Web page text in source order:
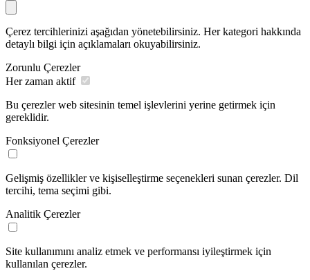
Çerez tercihlerinizi aşağıdan yönetebilirsiniz. Her kategori hakkında
detaylı bilgi için açıklamaları okuyabilirsiniz.
Zorunlu Çerezler
Her zaman aktif
Bu çerezler web sitesinin temel işlevlerini yerine getirmek için
gereklidir.
Fonksiyonel Çerezler
Gelişmiş özellikler ve kişiselleştirme seçenekleri sunan çerezler. Dil
tercihi, tema seçimi gibi.
Analitik Çerezler
Site kullanımını analiz etmek ve performansı iyileştirmek için
kullanılan çerezler.